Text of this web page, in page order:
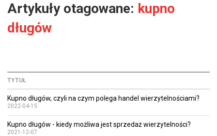
Artykuły otagowane: kupno
długów
TYTUŁ
Kupno długów, czyli na czym polega handel wierzytelnościami?
2022-04-15
Kupno długów - kiedy możliwa jest sprzedaż wierzytelności?
2021-12-07